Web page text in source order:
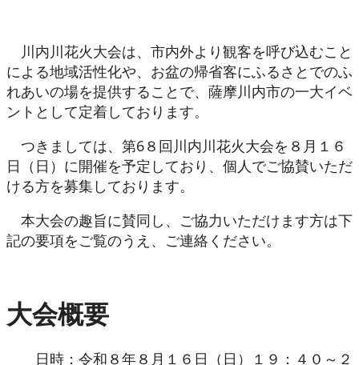
川内川花火大会は、市内外より観客を呼び込むこと
による地域活性化や、お盆の帰省客にふるさとでのふ
れあいの場を提供することで、薩摩川内市の一大イベ
ントとして定着しております。
つきましては、第6８回川内川花火大会を８月１６
日（日）に開催を予定しており、個人でご協賛いただ
ける方を募集しております。
本大会の趣旨に賛同し、ご協力いただけます方は下
記の要項をご覧のうえ、ご連絡ください。
大会概要
日時：令和８年８月１６日（日）１９：４０～２